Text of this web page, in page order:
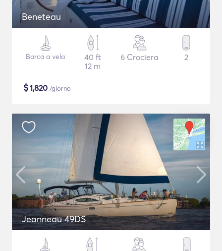
Beneteau
Barca a vela
40 ft
12 m
6 Crociera 2
$1,820 /giorno
Jeanneau 49DS